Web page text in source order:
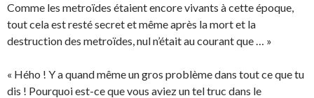
Comme les metroïdes étaient encore vivants à cette époque,
tout cela est resté secret et même après la mort et la
destruction des metroïdes, nul n’était au courant que … »
« Hého ! Y a quand même un gros problème dans tout ce que tu
dis ! Pourquoi est-ce que vous aviez un tel truc dans le